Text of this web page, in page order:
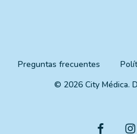
Preguntas frecuentes
© 2026 City Médica.
facebook